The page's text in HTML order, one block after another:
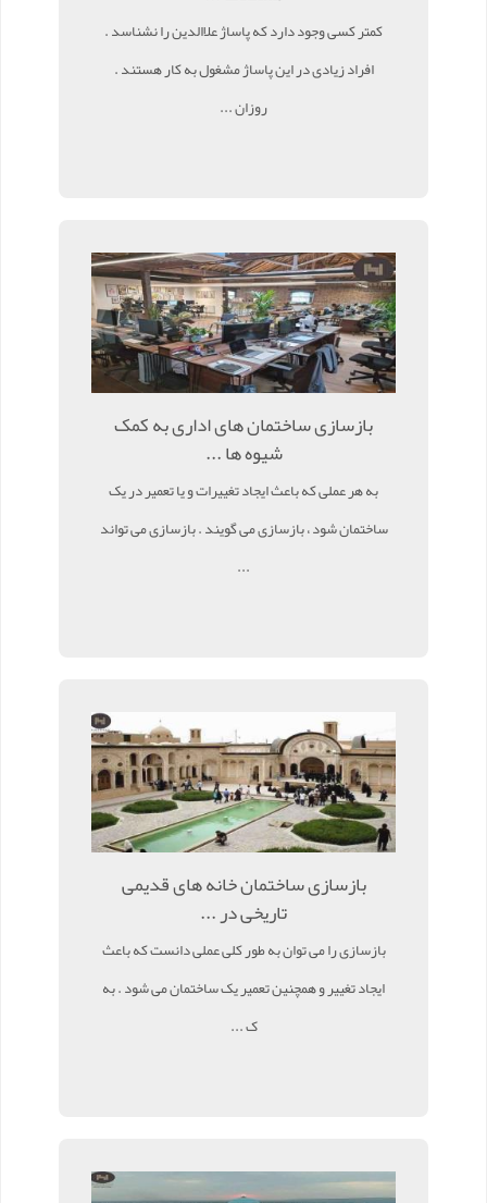
کمتر کسی وجود دارد که پاساژ علاالدین را نشناسد .
افراد زیادی در این پاساژ مشغول به کار هستند .
روزان ...
بازسازی ساختمان های اداری به کمک
شیوه ها ...
به هر عملی که باعث ایجاد تغییرات و یا تعمیر در یک
ساختمان شود ، بازسازی می گویند . بازسازی می تواند
...
بازسازی ساختمان خانه های قدیمی
تاریخی در ...
بازسازی را می توان به طور کلی عملی دانست که باعث
ایجاد تغییر و همچنین تعمیر یک ساختمان می شود . به
ک ...